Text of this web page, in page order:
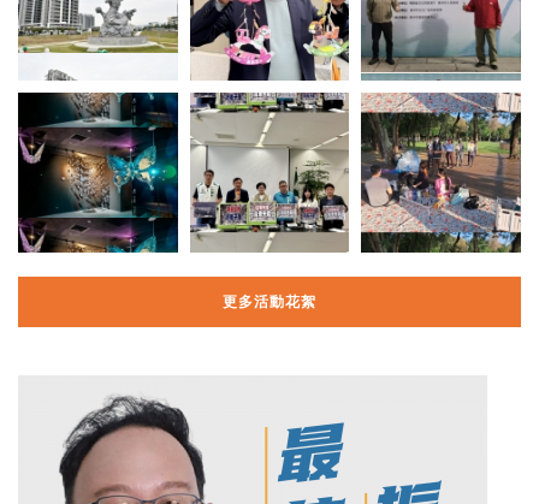
更多活動花絮